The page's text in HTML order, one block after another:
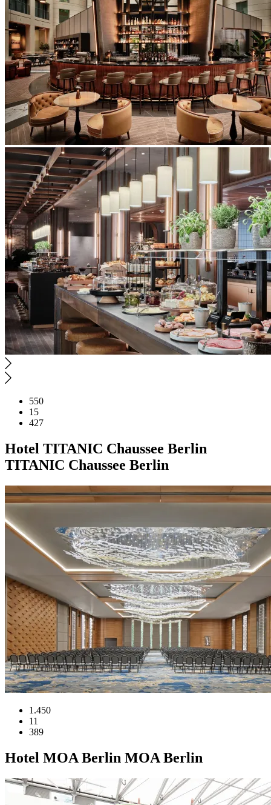
550
15
427
Hotel TITANIC Chaussee Berlin
TITANIC Chaussee Berlin
1.450
11
389
Hotel MOA Berlin MOA Berlin